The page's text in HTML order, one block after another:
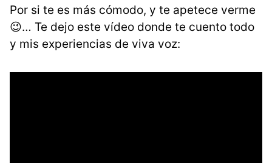
Por si te es más cómodo, y te apetece verme
😉… Te dejo este vídeo donde te cuento todo
y mis experiencias de viva voz: